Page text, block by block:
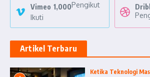
Vimeo 1,000Pengikut
Ikuti
Artikel Terbaru
Ketika Teknologi